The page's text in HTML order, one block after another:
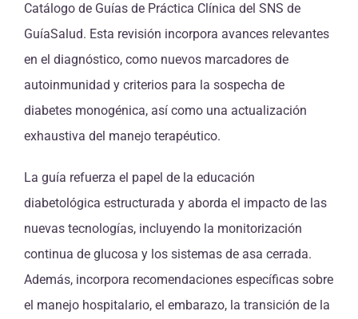
Catálogo de Guías de Práctica Clínica del SNS de
GuíaSalud. Esta revisión incorpora avances relevantes
en el diagnóstico, como nuevos marcadores de
autoinmunidad y criterios para la sospecha de
diabetes monogénica, así como una actualización
exhaustiva del manejo terapéutico.
La guía refuerza el papel de la educación
diabetológica estructurada y aborda el impacto de las
nuevas tecnologías, incluyendo la monitorización
continua de glucosa y los sistemas de asa cerrada.
Además, incorpora recomendaciones específicas sobre
el manejo hospitalario, el embarazo, la transición de la